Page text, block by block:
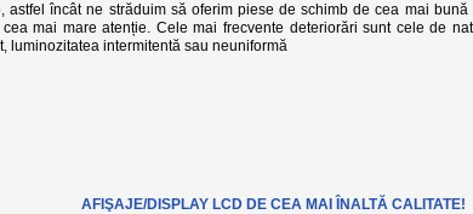
încât ne străduim să oferim piese de schimb de cea mai bună
mai mare atenție. Cele mai frecvente deteriorări sunt cele de
luminozitatea intermitentă sau neuniformă
AFIŞAJE/DISPLAY LCD DE CEA MAI ÎNALTĂ CALITATE!